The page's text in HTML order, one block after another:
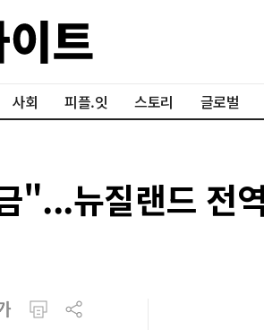
사회 피플.잇 스토리 글로벌
"...뉴질랜드 전